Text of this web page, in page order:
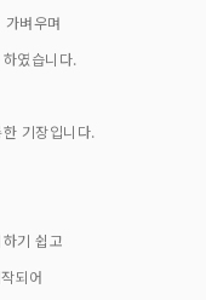
벼우며
였습니다.
기장입니다.
기 쉽고
되어